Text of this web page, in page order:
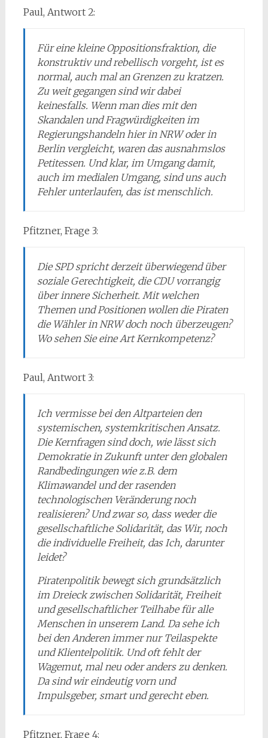
Paul, Antwort 2:
Für eine kleine Oppositionsfraktion, die
konstruktiv und rebellisch vorgeht, ist es
normal, auch mal an Grenzen zu kratzen.
Zu weit gegangen sind wir dabei
keinesfalls. Wenn man dies mit den
Skandalen und Fragwürdigkeiten im
Regierungshandeln hier in NRW oder in
Berlin vergleicht, waren das ausnahmslos
Petitessen. Und klar, im Umgang damit,
auch im medialen Umgang, sind uns auch
Fehler unterlaufen, das ist menschlich.
Pfitzner, Frage 3:
Die SPD spricht derzeit überwiegend über
soziale Gerechtigkeit, die CDU vorrangig
über innere Sicherheit. Mit welchen
Themen und Positionen wollen die Piraten
die Wähler in NRW doch noch überzeugen?
Wo sehen Sie eine Art Kernkompetenz?
Paul, Antwort 3:
Ich vermisse bei den Altparteien den
systemischen, systemkritischen Ansatz.
Die Kernfragen sind doch, wie lässt sich
Demokratie in Zukunft unter den globalen
Randbedingungen wie z.B. dem
Klimawandel und der rasenden
technologischen Veränderung noch
realisieren? Und zwar so, dass weder die
gesellschaftliche Solidarität, das Wir, noch
die individuelle Freiheit, das Ich, darunter
leidet?
Piratenpolitik bewegt sich grundsätzlich
im Dreieck zwischen Solidarität, Freiheit
und gesellschaftlicher Teilhabe für alle
Menschen in unserem Land. Da sehe ich
bei den Anderen immer nur Teilaspekte
und Klientelpolitik. Und oft fehlt der
Wagemut, mal neu oder anders zu denken.
Da sind wir eindeutig vorn und
Impulsgeber, smart und gerecht eben.
Pfitzner, Frage 4: